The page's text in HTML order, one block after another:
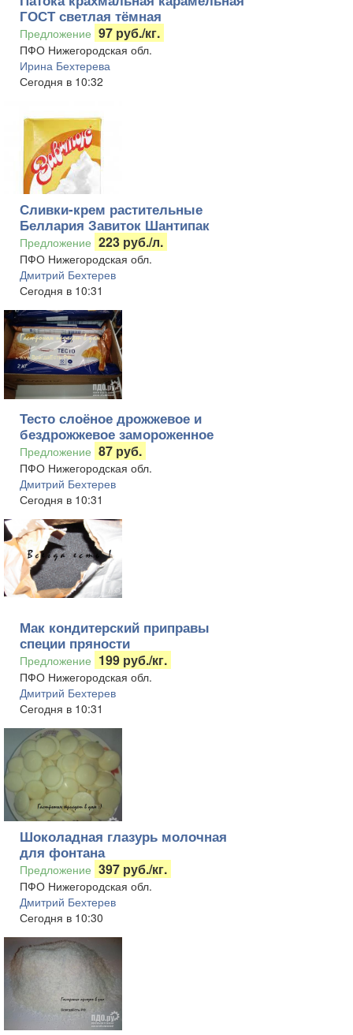
ГОСТ светлая тёмная
Предложение 97 руб./кг.
ПФО Нижегородская обл.
Ирина Бехтерева
Сегодня в 10:32
Сливки-крем растительные
Беллария Завиток Шантипак
Предложение 223 руб./л.
ПФО Нижегородская обл.
Дмитрий Бехтерев
Сегодня в 10:31
Тесто слоёное дрожжевое и
бездрожжевое замороженное
Предложение 87 руб.
ПФО Нижегородская обл.
Дмитрий Бехтерев
Сегодня в 10:31
Мак кондитерский приправы
специи пряности
Предложение 199 руб./кг.
ПФО Нижегородская обл.
Дмитрий Бехтерев
Сегодня в 10:31
Шоколадная глазурь молочная
для фонтана
Предложение 397 руб./кг.
ПФО Нижегородская обл.
Дмитрий Бехтерев
Сегодня в 10:30